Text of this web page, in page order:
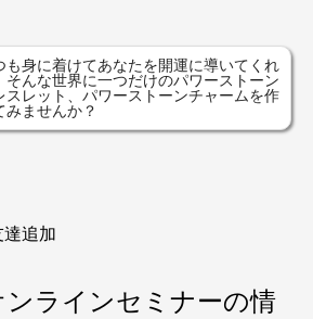
も身に着けてあなたを開運に導いてくれ
そんな世界に一つだけのパワーストーン
スレット、パワーストーンチャームを作
みませんか？
追加
ラインセミナーの情